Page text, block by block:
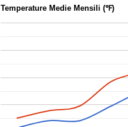
Temperature Medie Mensili (℉)